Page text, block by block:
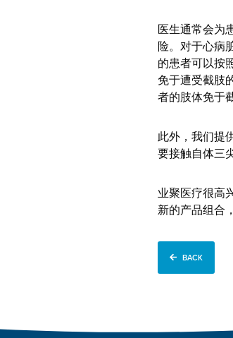
医生通常会为
险。对于心病
的患者可以按
免于遭受截肢
者的肢体免于
此外，我们提
要接触自体三
业聚医疗很高
新的产品组合
BACK